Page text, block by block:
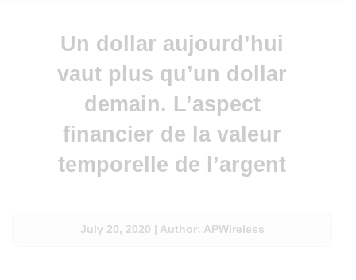
Un dollar aujourd’hui
vaut plus qu’un dollar
demain. L’aspect
financier de la valeur
temporelle de l’argent
July 20, 2020 | Author: APWireless